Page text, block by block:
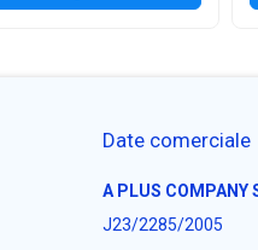
Date comerciale
A PLUS COMPANY
J23/2285/2005